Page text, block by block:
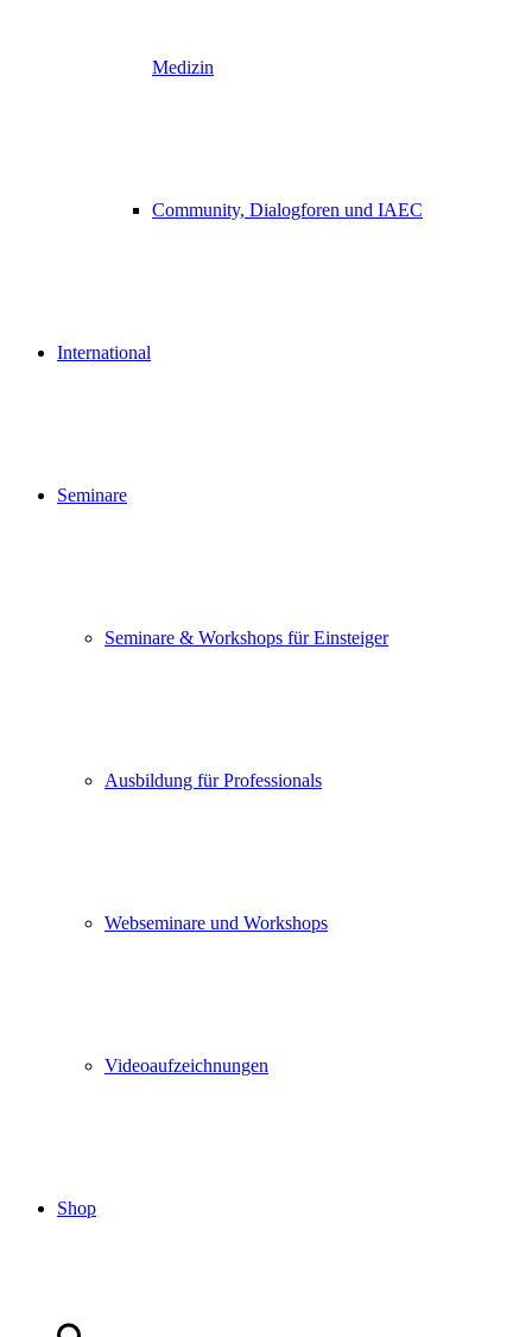
Medizin
Community, Dialogforen und IAEC
International
Seminare
Seminare & Workshops für Einsteiger
Ausbildung für Professionals
Webseminare und Workshops
Videoaufzeichnungen
Shop